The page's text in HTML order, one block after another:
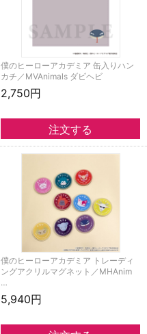
僕のヒーローアカデミア 缶入りハン
カチ／MVAnimals ダビヘビ
2,750円
僕のヒーローアカデミア トレーディ
ングアクリルマグネット／MHAnim
…
5,940円